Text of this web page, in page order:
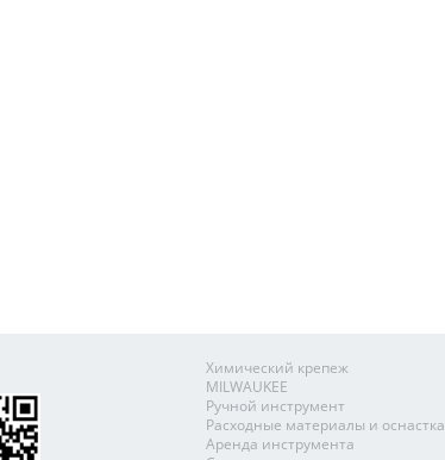
Химический крепеж
MILWAUKEE
Ручной инструмент
Расходные материалы и оснастка
Аренда инструмента